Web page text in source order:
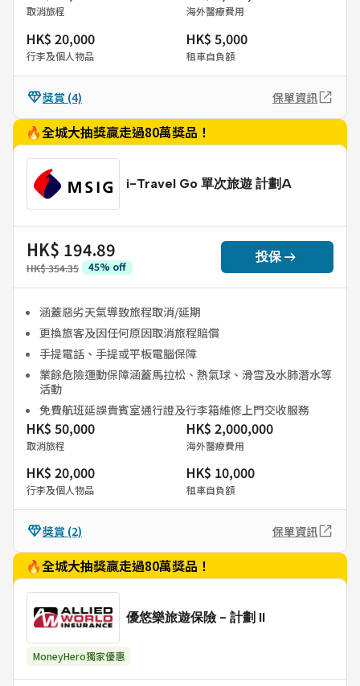
取消旅程 海外醫療費用
HK$ 20,000
行李及個人物品
HK$ 5,000
租車自負額
獎賞 (4) 保單資訊
🔥全城大抽獎贏走過80萬獎品！
i-Travel Go 單次旅遊 計劃A
HK$ 194.89
HK$ 354.35 45% off
投保arrow_right_alt
涵蓋惡劣天氣導致旅程取消/延期
更換旅客及因任何原因取消旅程賠償
手提電話、手提或平板電腦保障
業餘危險運動保障涵蓋馬拉松、熱氣球、滑雪及水肺潛水等
活動
免費航班延誤貴賓室通行證及行李箱維修上門交收服務
HK$ 50,000
取消旅程
HK$ 2,000,000
海外醫療費用
HK$ 20,000
行李及個人物品
HK$ 10,000
租車自負額
獎賞 (2) 保單資訊
🔥全城大抽獎贏走過80萬獎品！
優悠樂旅遊保險 - 計劃 II
MoneyHero獨家優惠